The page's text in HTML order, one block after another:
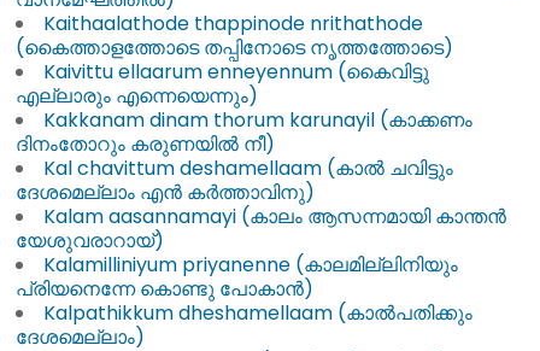
Kaithaalathode thappinode nrithathode
(കൈത്താളത്തോടെ തപ്പിനോടെ നൃത്തത്തോടെ)
Kaivittu ellaarum enneyennum (കൈവിട്ടു
എല്ലാരും എന്നെയെന്നും)
Kakkanam dinam thorum karunayil (കാക്കണം
ദിനംതോറും കരുണയിൽ നീ)
Kal chavittum deshamellaam (കാൽ ചവിട്ടും
ദേശമെല്ലാം എൻ കർത്താവിനു)
Kalam aasannamayi (കാലം ആസന്നമായി കാന്തൻ
യേശുവരാറായ്)
Kalamilliniyum priyanenne (കാലമില്ലിനിയും
പ്രിയനെന്നേ കൊണ്ടു പോകാൻ)
Kalpathikkum dheshamellaam (കാൽപതിക്കും
ദേശമെല്ലാം)